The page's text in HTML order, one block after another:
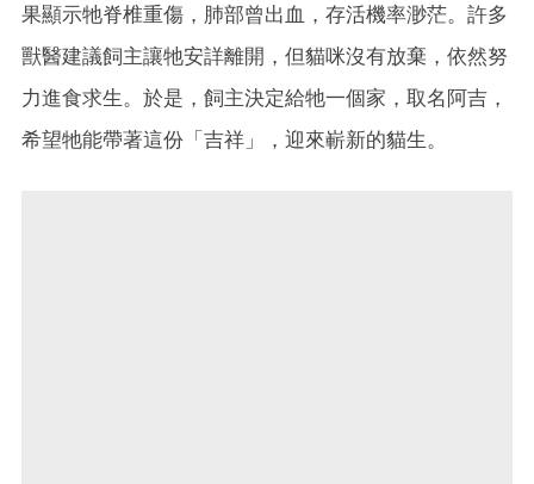
果顯示牠脊椎重傷，肺部曾出血，存活機率渺茫。許多
獸醫建議飼主讓牠安詳離開，但貓咪沒有放棄，依然努
力進食求生。於是，飼主決定給牠一個家，取名阿吉，
希望牠能帶著這份「吉祥」，迎來嶄新的貓生。